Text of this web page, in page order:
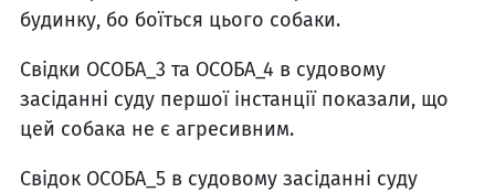
будинку, бо боїться цього собаки.
Свідки ОСОБА_3 та ОСОБА_4 в судовому
засіданні суду першої інстанції показали, що
цей собака не є агресивним.
Свідок ОСОБА_5 в судовому засіданні суду